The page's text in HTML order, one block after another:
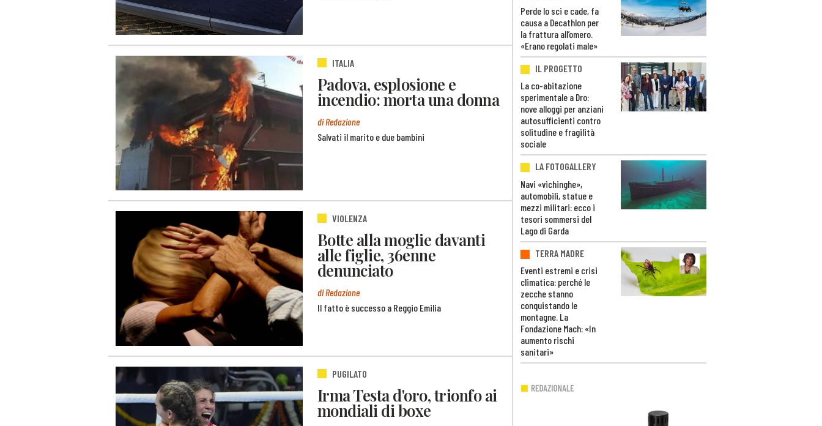
ITALIA
Padova, esplosione e
incendio: morta una donna
di Redazione
Salvati il marito e due bambini
VIOLENZA
Botte alla moglie davanti
alle figlie, 36enne
denunciato
di Redazione
Il fatto è successo a Reggio Emilia
PUGILATO
Irma Testa d'oro, trionfo ai
mondiali di boxe
Perde lo sci e cade, fa
causa a Decathlon per
la frattura all’omero.
«Erano regolati male»
IL PROGETTO
La co-abitazione
sperimentale a Dro:
nove alloggi per anziani
autosufficienti contro
solitudine e fragilità
sociale
LA FOTOGALLERY
Navi «vichinghe»,
automobili, statue e
mezzi militari: ecco i
tesori sommersi del
Lago di Garda
TERRA MADRE
Eventi estremi e crisi
climatica: perché le
zecche stanno
conquistando le
montagne. La
Fondazione Mach: «In
aumento rischi
sanitari»